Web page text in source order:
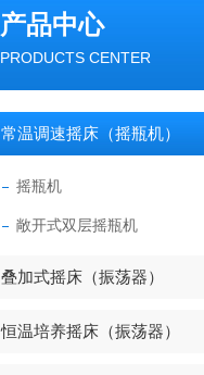
产品中心
PRODUCTS CENTER
常温调速摇床（摇瓶机）
摇瓶机
敞开式双层摇瓶机
叠加式摇床（振荡器）
恒温培养摇床（振荡器）